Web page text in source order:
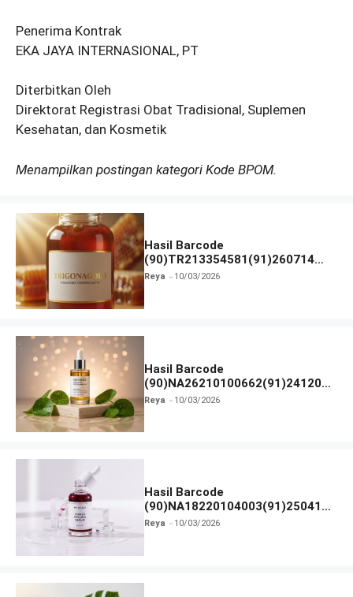
Penerima Kontrak
EKA JAYA INTERNASIONAL, PT
Diterbitkan Oleh
Direktorat Registrasi Obat Tradisional, Suplemen
Kesehatan, dan Kosmetik
Menampilkan postingan kategori Kode BPOM.
Hasil Barcode
(90)TR213354581(91)260714
dan Izin BPOM
Reya 10/03/2026
Hasil Barcode
(90)NA26210100662(91)241203
dan Izin BPOM
Reya 10/03/2026
Hasil Barcode
(90)NA18220104003(91)250418
dan Izin BPOM
Reya 10/03/2026